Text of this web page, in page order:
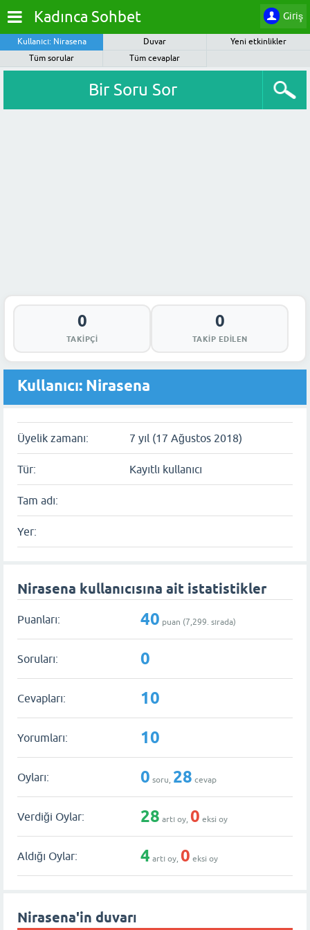
Giriş
Kadınca Sohbet
Kullanıcı: Nirasena Duvar
Yeni etkinlikler
Tüm sorular
Tüm cevaplar
Bir Soru Sor
0
TAKIPÇI
0
TAKIP EDILEN
Kullanıcı: Nirasena
Üyelik zamanı: 7 yıl (17 Ağustos 2018)
Tür: Kayıtlı kullanıcı
Tam adı:
Yer:
Nirasena kullanıcısına ait istatistikler
Puanları: 40 puan (7,299. sırada)
Soruları: 0
Cevapları: 10
Yorumları: 10
Oyları: 0 soru, 28 cevap
Verdiği Oylar: 28 artı oy, 0 eksi oy
Aldığı Oylar: 4 artı oy, 0 eksi oy
Nirasena'in duvarı